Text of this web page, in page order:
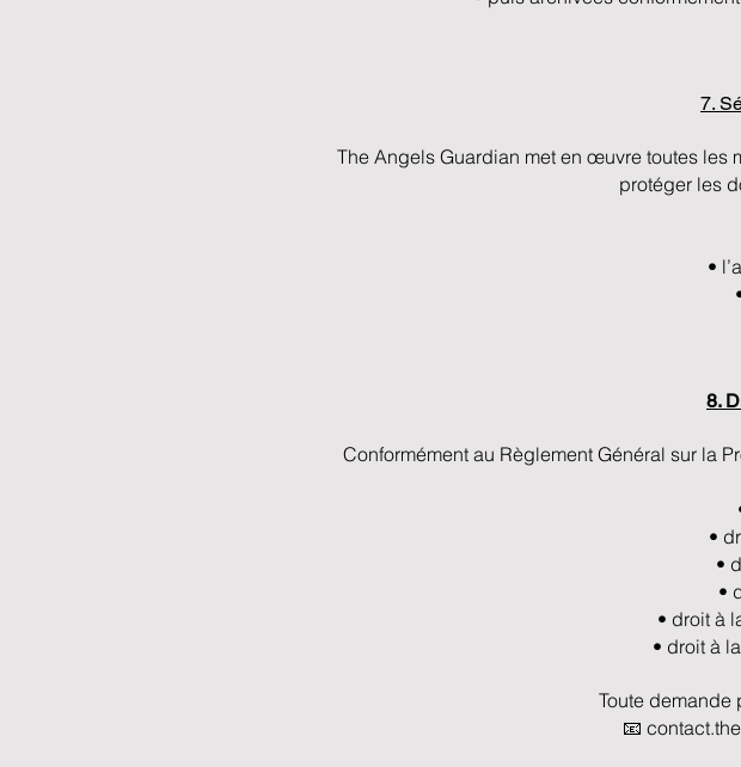
7.
The Angels Guardian met en œuvre toutes les
protéger les
•
8.
Conformément au Règlement Général sur la
•
•
•
• droit à
• droit à
Toute demande
📧